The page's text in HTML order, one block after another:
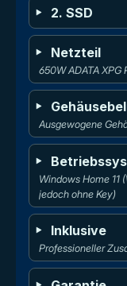
2. SSD
Netzteil
650W ADATA XPG
Ausgewogene
Windows Home 11
jedoch ohne Key)
Inklusive
Professioneller